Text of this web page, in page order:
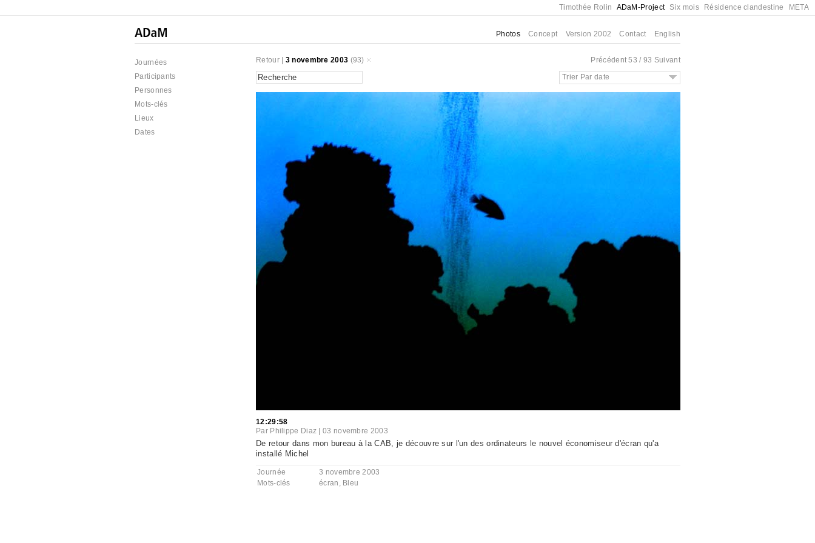
Timothée Rolin ADaM-Project Six mois Résidence clandestine META
Photos Concept Version 2002 Contact English
Journées
Participants
Personnes
Mots-clés
Lieux
Dates
Retour| 3 novembre 2003 (93) Précédent 53 / 93 Suivant
Trier Par date
12:29:58
Par Philippe Diaz |03 novembre 2003
De retour dans mon bureau à la CAB, je découvre sur l'un des ordinateurs le nouvel économiseur d'écran qu'a
installé Michel
Journée
3 novembre 2003
Mots-clés
écran , Bleu